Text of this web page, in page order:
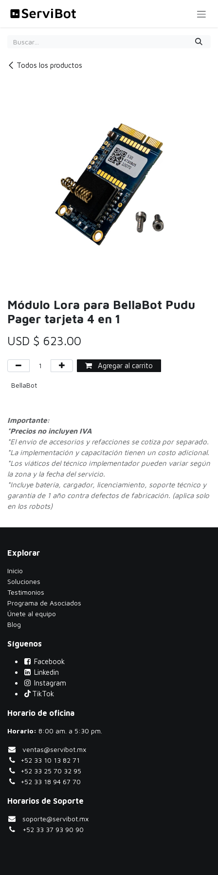
Todos los productos
Módulo Lora para BellaBot Pudu
Pager tarjeta 4 en 1
USD $ 623.00
Agregar al carrito
BellaBot
Importante:
*Precios no incluyen IVA
*El envío de accesorios y refacciones se cotiza por separado.
*La implementación y capacitación tienen un costo adicional.
*Los viáticos del técnico implementador pueden variar según
la zona y la fecha del servicio.
*Incluye batería, cargador, licenciamiento, soporte técnico y
garantía de 1 año contra defectos de fabricación. (aplica solo
en los robots)
Explorar
Inicio
Soluciones
Testimonios
​Programa de Asociados
Únete al equipo
Blog
Síguenos
Facebook
Linkedin
Instagram
TikTok
Horario de oficina
Horario: ​8:00 am. a 5:30 pm.
ventas@servibot.mx
+52 33 10 13 82 71
+52 33 25 70 32 95
+52 33 18 94 67 70
Horarios de Soporte
soporte@servibot.mx
+52 33 37 93 90 90